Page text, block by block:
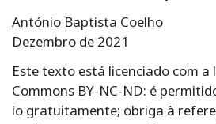
António Baptista Coelho
Dezembro de 2021
Este texto está licenciado com a
Commons BY-NC-ND: é
lo gratuitamente; obriga à